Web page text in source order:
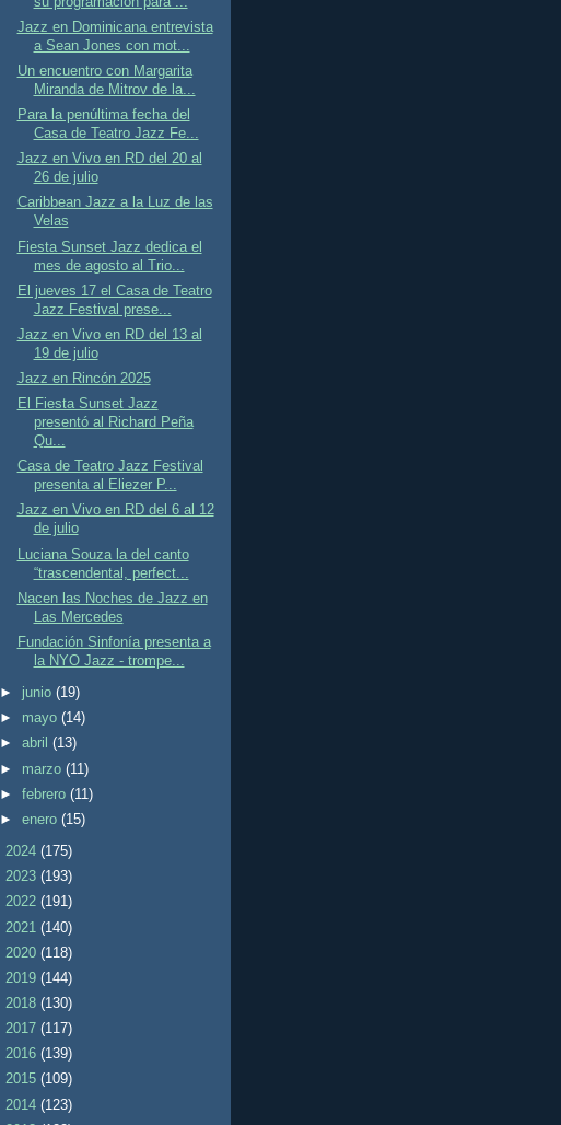
Jazz en Dominicana entrevista
a Sean Jones con mot...
Un encuentro con Margarita
Miranda de Mitrov de la...
Para la penúltima fecha del
Casa de Teatro Jazz Fe...
Jazz en Vivo en RD del 20 al
26 de julio
Caribbean Jazz a la Luz de las
Velas
Fiesta Sunset Jazz dedica el
mes de agosto al Trio...
El jueves 17 el Casa de Teatro
Jazz Festival prese...
Jazz en Vivo en RD del 13 al
19 de julio
Jazz en Rincón 2025
El Fiesta Sunset Jazz
presentó al Richard Peña
Qu...
Casa de Teatro Jazz Festival
presenta al Eliezer P...
Jazz en Vivo en RD del 6 al 12
de julio
Luciana Souza la del canto
“trascendental, perfect...
Nacen las Noches de Jazz en
Las Mercedes
Fundación Sinfonía presenta a
la NYO Jazz - trompe...
► junio(19)
► mayo(14)
►abril(13)
► marzo(11)
►febrero(11)
►enero(15)
2024 (175)
2023 (193)
2022 (191)
2021 (140)
2020 (118)
2019 (144)
2018 (130)
2017 (117)
2016 (139)
2015 (109)
2014 (123)